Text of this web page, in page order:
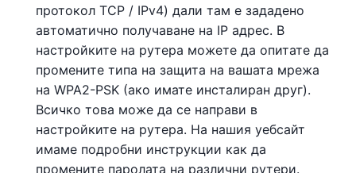
протокол TCP / IPv4) дали там е зададено
автоматично получаване на IP адрес. В
настройките на рутера можете да опитате да
промените типа на защита на вашата мрежа
на WPA2-PSK (ако имате инсталиран друг).
Всичко това може да се направи в
настройките на рутера. На нашия уебсайт
имаме подробни инструкции как да
промените паролата на различни рутери.